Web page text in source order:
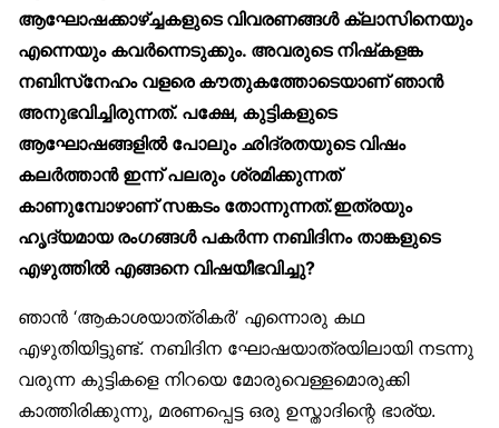
ആഘോഷക്കാഴ്ച്ചകളുടെ വിവരണങ്ങൾ ക്ലാസിനെയും
എന്നെയും കവർന്നെടുക്കും. അവരുടെ നിഷ്‌കളങ്ക
നബിസ്‌നേഹം വളരെ കൗതുകത്തോടെയാണ് ഞാൻ
അനുഭവിച്ചിരുന്നത്. പക്ഷേ, കുട്ടികളുടെ
ആഘോഷങ്ങളിൽ പോലും ഛിദ്രതയുടെ വിഷം
കലർത്താൻ ഇന്ന് പലരും ശ്രമിക്കുന്നത്
കാണുമ്പോഴാണ് സങ്കടം തോന്നുന്നത്.ഇത്രയും
ഹൃദ്യമായ രംഗങ്ങൾ പകർന്ന നബിദിനം താങ്കളുടെ
എഴുത്തിൽ എങ്ങനെ വിഷയീഭവിച്ചു?
ഞാൻ ‘ആകാശയാത്രികർ’ എന്നൊരു കഥ
എഴുതിയിട്ടുണ്ട്. നബിദിന ഘോഷയാത്രയിലായി നടന്നു
വരുന്ന കുട്ടികളെ നിറയെ മോരുവെള്ളമൊരുക്കി
കാത്തിരിക്കുന്നു, മരണപ്പെട്ട ഒരു ഉസ്താദിന്റെ ഭാര്യ.